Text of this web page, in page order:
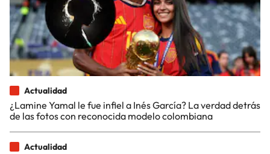
Actualidad
¿Lamine Yamal le fue infiel a Inés García? La verdad detrás
de las fotos con reconocida modelo colombiana
Actualidad